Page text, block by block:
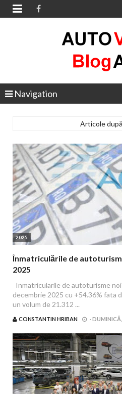

Navigation
Articole
2025
Înmatriculările de
2025
Inmatricularile de autoturisme
decembrie 2025 cu +54.36% fata
un volum de 21.312 ...
CONSTANTIN HRIBAN -DUMINICĂ,